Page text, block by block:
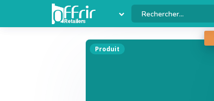
Produit